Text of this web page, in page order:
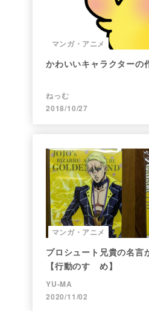
マンガ・アニメ
かわいいキャラクターの
ねっむ
2018/10/27
マンガ・アニメ
プロシュート兄貴の名言
【行動のすゝめ】
YU-MA
2020/11/02